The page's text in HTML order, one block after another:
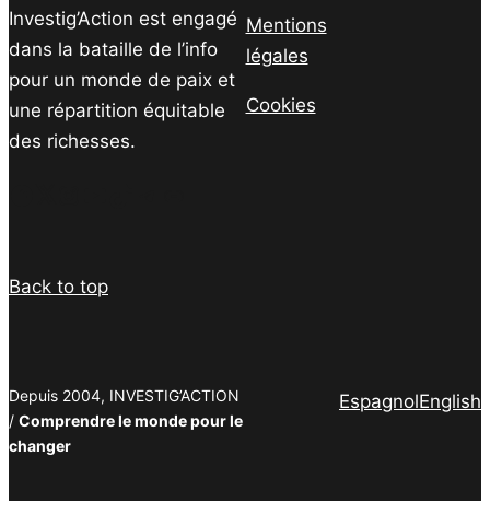
Investig’Action est engagé
dans la bataille de l’info
pour un monde de paix et
une répartition équitable
des richesses.
Mentions
légales
Cookies
Back to top
Depuis 2004, INVESTIG’ACTION
/ Comprendre le monde pour le
changer
EspagnolEnglish